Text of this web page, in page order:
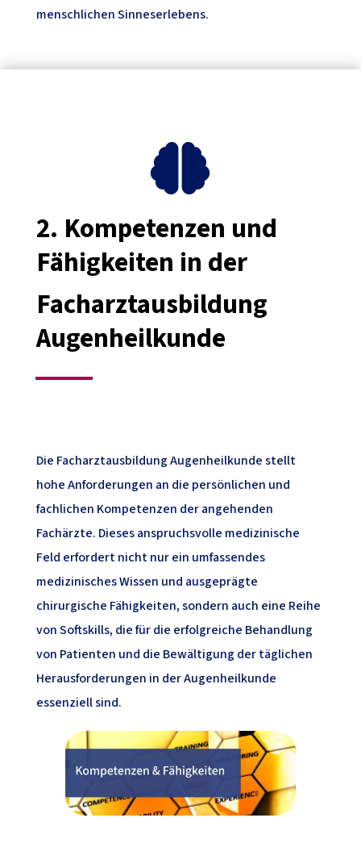
menschlichen Sinneserlebens.

2. Kompetenzen und
Fähigkeiten in der
Facharztausbildung
Augenheilkunde
Die Facharztausbildung Augenheilkunde stellt
hohe Anforderungen an die persönlichen und
fachlichen Kompetenzen der angehenden
Fachärzte. Dieses anspruchsvolle medizinische
Feld erfordert nicht nur ein umfassendes
medizinisches Wissen und ausgeprägte
chirurgische Fähigkeiten, sondern auch eine Reihe
von Softskills, die für die erfolgreiche Behandlung
von Patienten und die Bewältigung der täglichen
Herausforderungen in der Augenheilkunde
essenziell sind.